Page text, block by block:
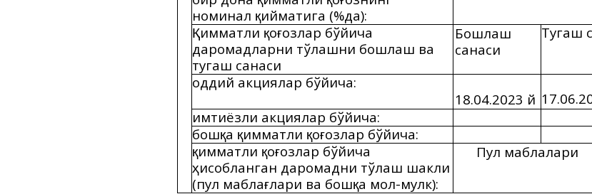
номинал қийматига (%да):
Қимматли қоғозлар бўйича
даромадларни тўлашни бошлаш ва
тугаш санаси
Бошлаш
санаси
Тугаш
оддий акциялар бўйича:
1 8.04.2023 й 1 7
имтиёзли акциялар бўйича:
бошқа қимматли қоғозлар бўйича:
қимматли қоғозлар бўйича
ҳисобланган даромадни тўлаш шакли
(пул маблағлари ва бошқа мол-мулк):
Пул маблалари